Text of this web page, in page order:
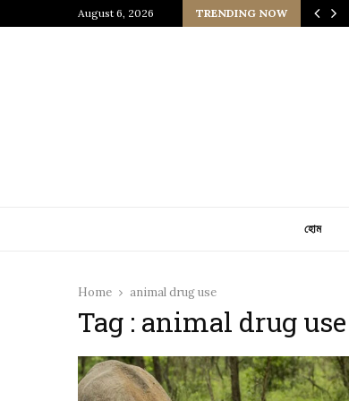
August 6, 2026 TRENDING NOW
জাপানি আধ্যাত্মিকতার ছোঁয়া
হোম
Home animal drug use
Tag : animal drug use